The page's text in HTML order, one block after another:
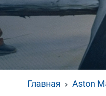
Главная Aston